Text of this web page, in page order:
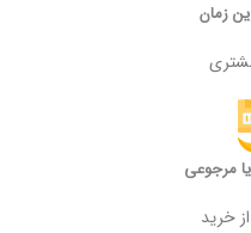
زمان
مرجوعی